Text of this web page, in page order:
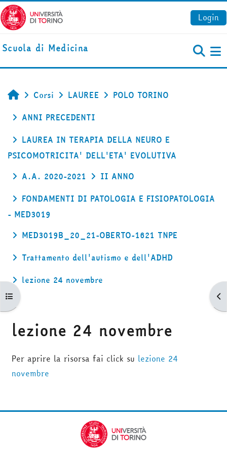
Vai al contenuto principale
Login
Scuola di Medicina
Apri indice del corso
Home
Corsi LAUREE
POLO TORINO
ANNI PRECEDENTI
LAUREA IN TERAPIA DELLA NEURO E
PSICOMOTRICITA' DELL'ETA' EVOLUTIVA
A.A. 2020-2021
II ANNO
FONDAMENTI DI PATOLOGIA E FISIOPATOLOGIA
- MED3019
MED3019B_20_21-OBERTO-1621 TNPE
Trattamento dell'autismo e dell'ADHD
lezione 24 novembre
lezione 24 novembre
Aggregazione dei criteri
Per aprire la risorsa fai click su lezione 24
novembre